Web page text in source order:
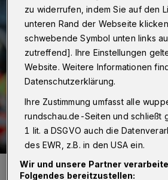
Der Turmfalke hatte Glück im Unglück.
Foto: Christoph Petersen
zu widerrufen, indem Sie auf den
unteren Rand der Webseite
schwebende Symbol unten links
zutreffend]. Ihre Einstellungen
Website. Weitere Informationen
Datenschutzerklärung.
Ihre Zustimmung umfasst alle
rundschau.de-Seiten und schließt
1 lit. a DSGVO auch die
des EWR, z.B. in den USA ein.
Wir und unsere Partner
Folgendes bereitzustellen: